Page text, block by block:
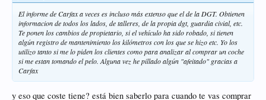
El informe de Carfax a veces es incluso más extenso que el de la DGT. Obtienen
informacion de todos los lados, de talleres, de la propia dgt, guardia civial, etc.
Te ponen los cambios de propietario, si el vehículo ha sido robado, si tienen
algún registro de mantenimiento los kilómetros con los que se hizo etc. Yo los
utilizo tanto si me lo piden los clientes como para analizar al comprar un coche
si me estan tomando el pelo. Alguna vez he pillado algún "afeitado" gracias a
Carfax
y eso que coste tiene? está bien saberlo para cuando te vas comprar